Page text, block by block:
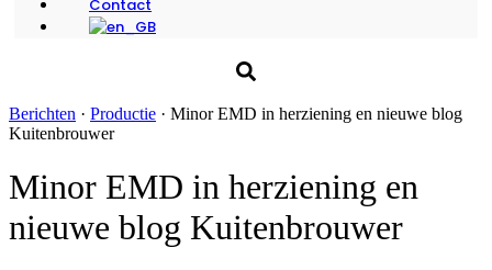
Contact
Berichten · Productie · Minor EMD in herziening en nieuwe blog
Kuitenbrouwer
Minor EMD in herziening en
nieuwe blog Kuitenbrouwer